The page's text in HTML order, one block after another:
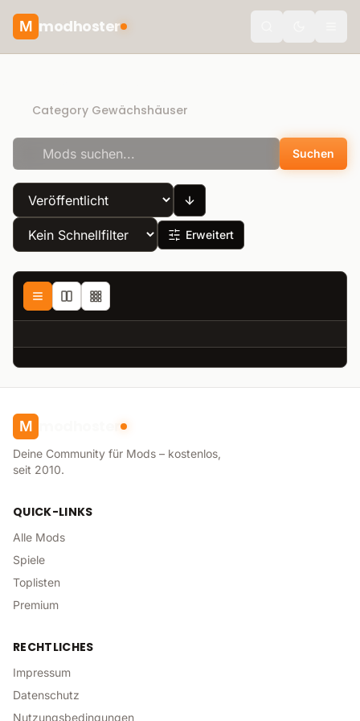
M modhoster
Category Gewächshäuser
Suchen
Erweitert
M
Deine Community für Mods – kostenlos,
seit 2010.
QUICK-LINKS
Alle Mods
Spiele
Toplisten
Premium
RECHTLICHES
Impressum
Datenschutz
Nutzungsbedingungen